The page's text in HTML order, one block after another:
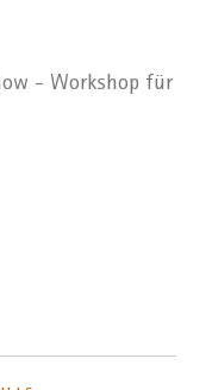
- Workshop für